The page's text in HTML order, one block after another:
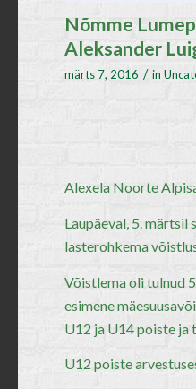
Nõmme
Aleksander
märts 7, 2016 / in
Alexela Noorte
Laupäeval, 5.
lasterohkema
Võistlema oli tulnud
esimene
U12 ja U14 poiste ja
U12 poiste